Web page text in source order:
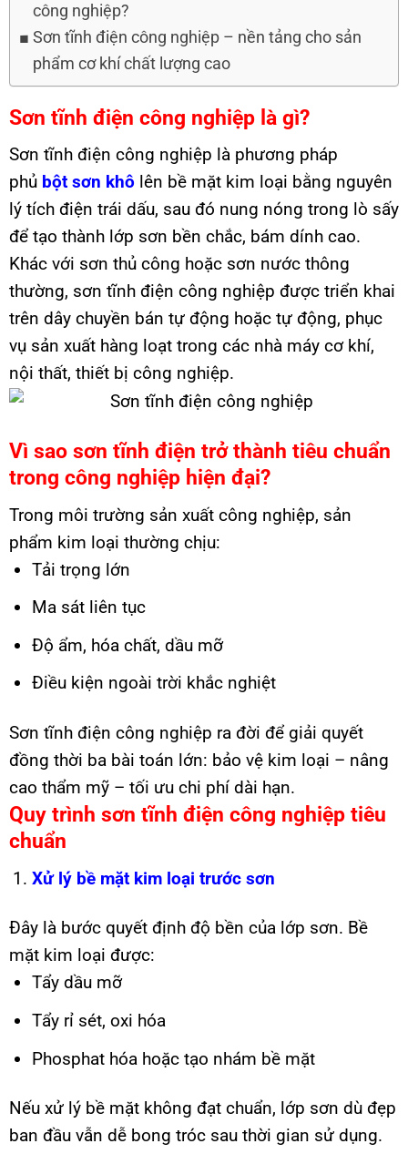
công nghiệp?
Sơn tĩnh điện công nghiệp – nền tảng cho sản
phẩm cơ khí chất lượng cao
Sơn tĩnh điện công nghiệp là gì?
Sơn tĩnh điện công nghiệp là phương pháp
phủ bột sơn khô lên bề mặt kim loại bằng nguyên
lý tích điện trái dấu, sau đó nung nóng trong lò sấy
để tạo thành lớp sơn bền chắc, bám dính cao.
Khác với sơn thủ công hoặc sơn nước thông
thường, sơn tĩnh điện công nghiệp được triển khai
trên dây chuyền bán tự động hoặc tự động, phục
vụ sản xuất hàng loạt trong các nhà máy cơ khí,
nội thất, thiết bị công nghiệp.
Vì sao sơn tĩnh điện trở thành tiêu chuẩn
trong công nghiệp hiện đại?
Trong môi trường sản xuất công nghiệp, sản
phẩm kim loại thường chịu:
Tải trọng lớn
Ma sát liên tục
Độ ẩm, hóa chất, dầu mỡ
Điều kiện ngoài trời khắc nghiệt
Sơn tĩnh điện công nghiệp ra đời để giải quyết
đồng thời ba bài toán lớn: bảo vệ kim loại – nâng
cao thẩm mỹ – tối ưu chi phí dài hạn.
Quy trình sơn tĩnh điện công nghiệp tiêu
chuẩn
Xử lý bề mặt kim loại trước sơn
Đây là bước quyết định độ bền của lớp sơn. Bề
mặt kim loại được:
Tẩy dầu mỡ
Tẩy rỉ sét, oxi hóa
Phosphat hóa hoặc tạo nhám bề mặt
Nếu xử lý bề mặt không đạt chuẩn, lớp sơn dù đẹp
ban đầu vẫn dễ bong tróc sau thời gian sử dụng.